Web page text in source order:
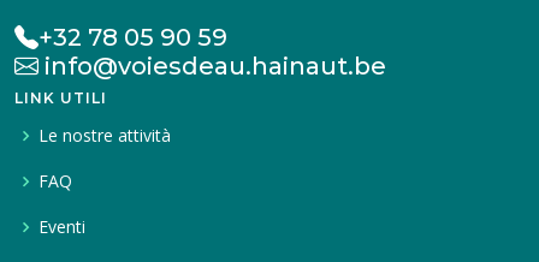
+32 78 05 90 59
info@voiesdeau.hainaut.be
LINK UTILI
Le nostre attività
FAQ
Eventi